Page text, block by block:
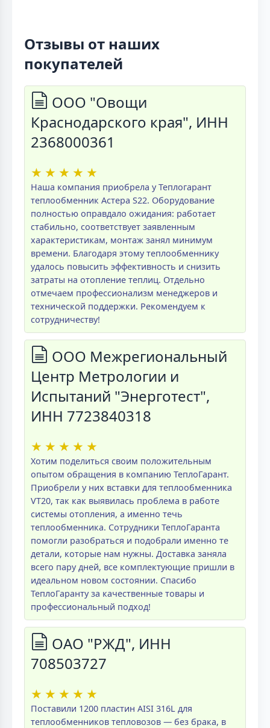
Отзывы от наших
покупателей
ООО "Овощи
Краснодарского края", ИНН
2368000361
★ ★ ★ ★ ★
Наша компания приобрела у Теплогарант
теплообменник Астера S22. Оборудование
полностью оправдало ожидания: работает
стабильно, соответствует заявленным
характеристикам, монтаж занял минимум
времени. Благодаря этому теплообменнику
удалось повысить эффективность и снизить
затраты на отопление теплиц. Отдельно
отмечаем профессионализм менеджеров и
технической поддержки. Рекомендуем к
сотрудничеству!
ООО Межрегиональный
Центр Метрологии и
Испытаний "Энерготест",
ИНН 7723840318
★ ★ ★ ★ ★
Хотим поделиться своим положительным
опытом обращения в компанию ТеплоГарант.
Приобрели у них вставки для теплообменника
VT20, так как выявилась проблема в работе
системы отопления, а именно течь
теплообменника. Сотрудники ТеплоГаранта
помогли разобраться и подобрали именно те
детали, которые нам нужны. Доставка заняла
всего пару дней, все комплектующие пришли в
идеальном новом состоянии. Спасибо
ТеплоГаранту за качественные товары и
профессиональный подход!
ОАО "РЖД", ИНН
708503727
★ ★ ★ ★ ★
Поставили 1200 пластин AISI 316L для
теплообменников тепловозов — без брака, в